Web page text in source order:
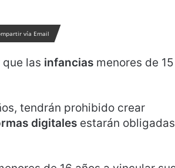
vía Email
las infancias menores de 15
tendrán prohibido crear
digitales estarán obligadas